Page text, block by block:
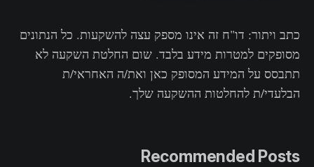
כתב ויתור: דו"ח זה אינו מספק עצה להשקעות. כל הנתונים
מסופקים למטרות מידע בלבד. שום החלטת השקעה לא
תתבסס על המידע המסופק כאן ואת/ה האחראי/ת
הבלעדי/ת להחלטות ההשקעה שלך.
Recommended Posts